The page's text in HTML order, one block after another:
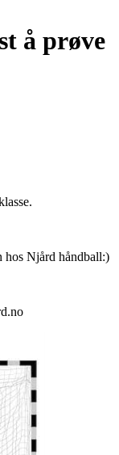
å prøve
hos Njård håndball:)